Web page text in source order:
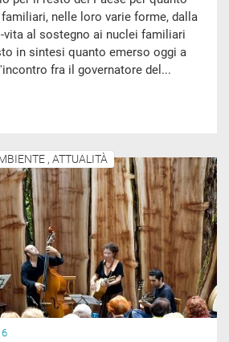
nelle loro varie forme, dalla
al sostegno ai nuclei familiari
in sintesi quanto emerso oggi a
fra il governatore del...
, ATTUALITÀ